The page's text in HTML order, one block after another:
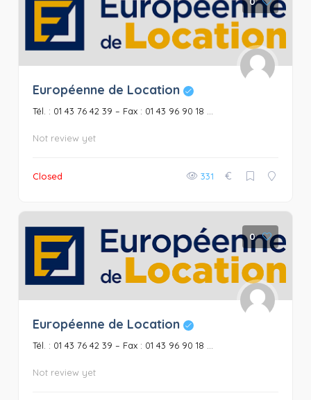
Européenne de Location
Tél. : 01 43 76 42 39 – Fax : 01 43 96 90 18 ...
Not review yet
Closed 331 €
0
Européenne de Location
Tél. : 01 43 76 42 39 – Fax : 01 43 96 90 18 ...
Not review yet